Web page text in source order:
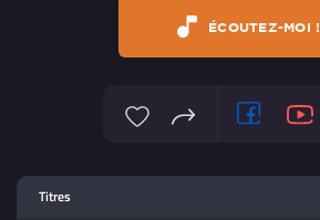
ÉCOUTEZ-MOI !
Titres